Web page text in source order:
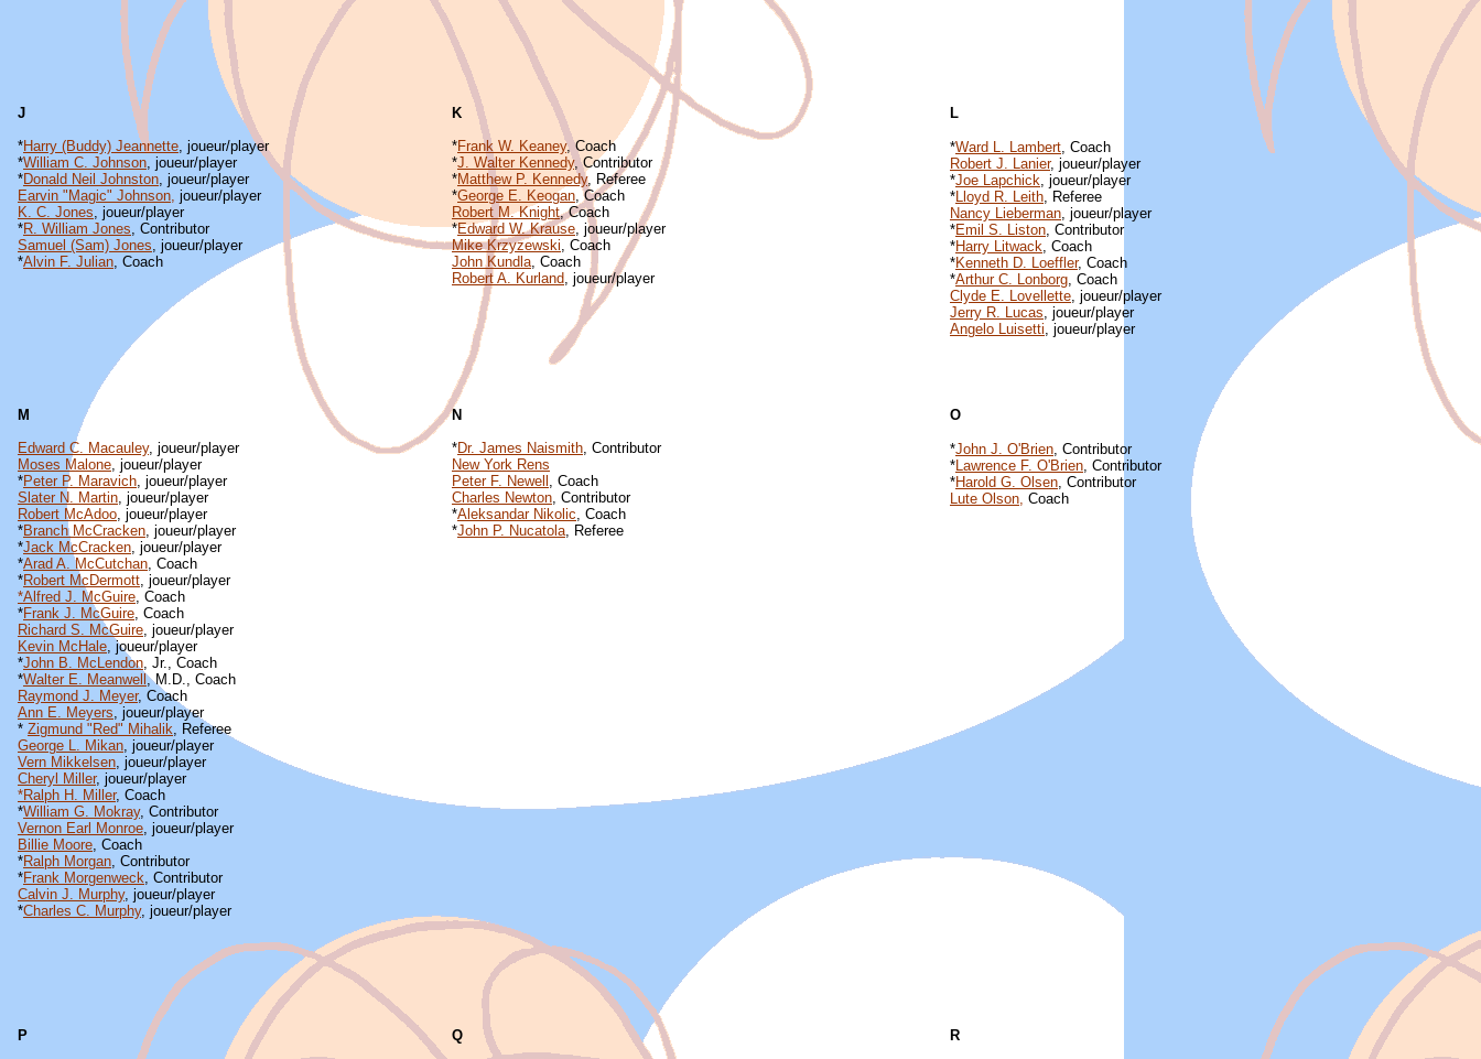
J
*Harry (Buddy) Jeannette, joueur/player
*William C. Johnson, joueur/player
*Donald Neil Johnston, joueur/player
Earvin "Magic" Johnson, joueur/player
K. C. Jones, joueur/player
*R. William Jones, Contributor
Samuel (Sam) Jones, joueur/player
*Alvin F. Julian, Coach
K
*Frank W. Keaney, Coach
*J. Walter Kennedy, Contributor
*Matthew P. Kennedy, Referee
*George E. Keogan, Coach
Robert M. Knight, Coach
*Edward W. Krause, joueur/player
Mike Krzyzewski, Coach
John Kundla, Coach
Robert A. Kurland, joueur/player
L
*Ward L. Lambert, Coach
Robert J. Lanier, joueur/player
*Joe Lapchick, joueur/player
*Lloyd R. Leith, Referee
Nancy Lieberman, joueur/player
*Emil S. Liston, Contributor
*Harry Litwack, Coach
*Kenneth D. Loeffler, Coach
*Arthur C. Lonborg, Coach
Clyde E. Lovellette, joueur/player
Jerry R. Lucas, joueur/player
Angelo Luisetti, joueur/player
M
Edward C. Macauley, joueur/player
Moses Malone, joueur/player
*Peter P. Maravich, joueur/player
Slater N. Martin, joueur/player
Robert McAdoo, joueur/player
*Branch McCracken, joueur/player
*Jack McCracken, joueur/player
*Arad A. McCutchan, Coach
*Robert McDermott, joueur/player
*Alfred J. McGuire, Coach
*Frank J. McGuire, Coach
Richard S. McGuire, joueur/player
Kevin McHale, joueur/player
*John B. McLendon, Jr., Coach
*Walter E. Meanwell , M.D., Coach
Raymond J. Meyer, Coach
Ann E. Meyers, joueur/player
* Zigmund "Red" Mihalik, Referee
George L. Mikan, joueur/player
Vern Mikkelsen, joueur/player
Cheryl Miller, joueur/player
*Ralph H. Miller, Coach
*William G. Mokray, Contributor
Vernon Earl Monroe, joueur/player
Billie Moore, Coach
*Ralph Morgan, Contributor
*Frank Morgenweck, Contributor
Calvin J. Murphy, joueur/player
*Charles C. Murphy, joueur/player
N
*Dr. James Naismith, Contributor
New York Rens
Peter F. Newell , Coach
Charles Newton, Contributor
*Aleksandar Nikolic, Coach
*John P. Nucatola, Referee
O
*John J. O'Brien, Contributor
*Lawrence F. O'Brien, Contributor
*Harold G. Olsen, Contributor
Lute Olson, Coach
P
Q
R